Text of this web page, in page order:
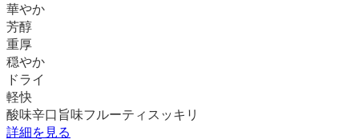
華やか
芳醇
重厚
穏やか
ドライ
軽快
酸味辛口 旨味フルーティ スッキリ
詳細を見る